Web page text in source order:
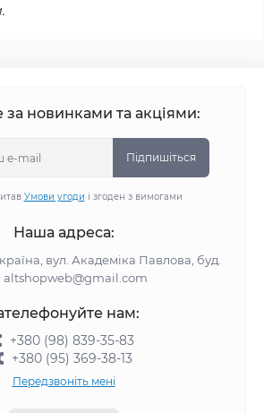
за новинками та акціями:
Підпишіться
Умови угоди і згоден з вимогами
Наша адреса:
вул. Академіка Павлова, буд.
altshopweb@gmail.com
нам:
+380 (98) 839-35-83
+380 (95) 369-38-13
Передзвоніть мені